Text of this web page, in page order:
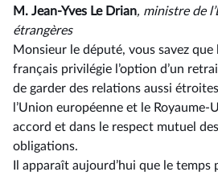
M. Jean-Yves Le Drian, ministre de
étrangères
Monsieur le député, vous savez
français privilégie l’option d’un
de garder des relations aussi
l’Union européenne et le Royaume-
accord et dans le respect mutuel
obligations.
Il apparaît aujourd’hui que le temps